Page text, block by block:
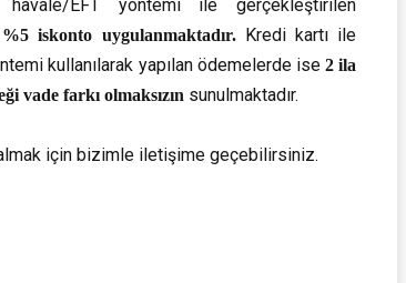
200 ml
10%
EFT yöntemi ile gerçekleştirilen
%5 iskonto uygulanmaktadır.Kredi kartı ile
kullanılarak yapılan ödemelerde ise 2 ila
vade farkı olmaksızın sunulmaktadır.
için bizimle iletişime geçebilirsiniz.